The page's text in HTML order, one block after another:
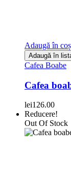
Adaugă în coș
Adaugă în
Cafea Boabe
Cafea
lei126.00
Reducere!
Out Of Stock